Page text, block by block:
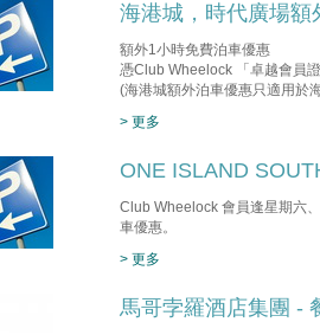
海港城，時代廣場
額外1小時免費泊車優惠
憑Club Wheelock 「卓越會員
(海港城額外泊車優惠只適用於
> 更多
ONE ISLAND
Club Wheelock 會員逢星期六
車優惠。
> 更多
馬哥孛羅酒店集團 -